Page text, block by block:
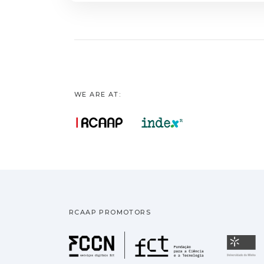
WE ARE AT:
RCAAP PROMOTORS
Fundação